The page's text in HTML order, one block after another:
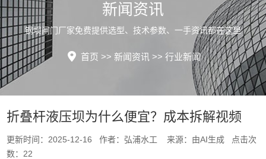
新闻资讯
钢坝闸门厂家免费提供选型、技术参数、一手资讯都在这里
首页 >> 新闻资讯 >> 行业新闻
折叠杆液压坝为什么便宜？成本拆解视频
更新时间：2025-12-16 作者：弘浦水工 来源：由AI生成 点击次
数：22